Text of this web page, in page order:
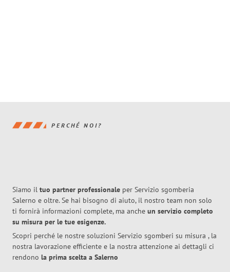
PERCHÉ NOI?
Siamo il tuo partner professionale per Servizio sgomberia
Salerno e oltre. Se hai bisogno di aiuto, il nostro team non solo
ti fornirà informazioni complete, ma anche un servizio completo
su misura per le tue esigenze.
Scopri perché le nostre soluzioni Servizio sgomberi su misura , la
nostra lavorazione efficiente e la nostra attenzione ai dettagli ci
rendono la prima scelta a Salerno